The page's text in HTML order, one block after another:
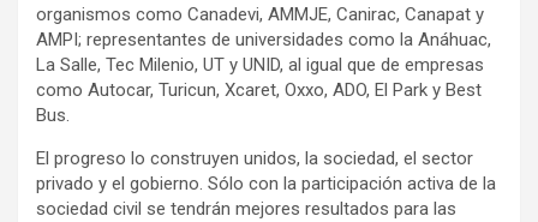
organismos como Canadevi, AMMJE, Canirac, Canapat y
AMPI; representantes de universidades como la Anáhuac,
La Salle, Tec Milenio, UT y UNID, al igual que de empresas
como Autocar, Turicun, Xcaret, Oxxo, ADO, El Park y Best
Bus.
El progreso lo construyen unidos, la sociedad, el sector
privado y el gobierno. Sólo con la participación activa de la
sociedad civil se tendrán mejores resultados para las